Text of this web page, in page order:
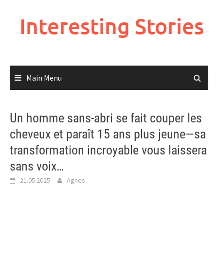
Interesting Stories
Main Menu
Un homme sans-abri se fait couper les
cheveux et paraît 15 ans plus jeune—sa
transformation incroyable vous laissera
sans voix…
21.05.2025 Agnes